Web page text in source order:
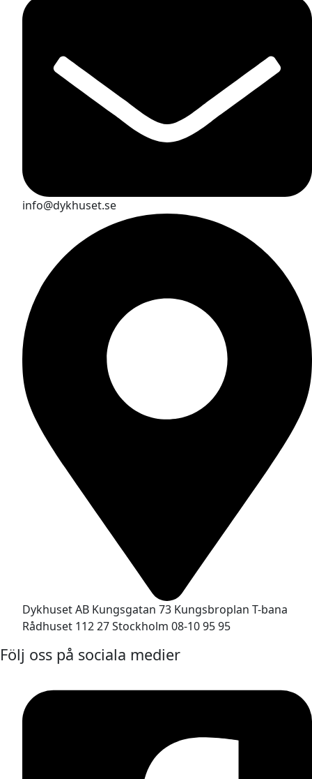
info@dykhuset.se
Dykhuset AB Kungsgatan 73 Kungsbroplan T-bana
Rådhuset 112 27 Stockholm 08-10 95 95
Följ oss på sociala medier